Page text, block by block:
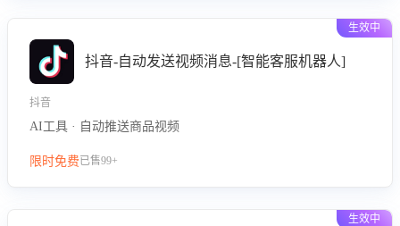
生效中
抖音-自动发送视频消息-[智能客服机器人]
抖音
AI工具 · 自动推送商品视频
限时免费已售99+
生效中